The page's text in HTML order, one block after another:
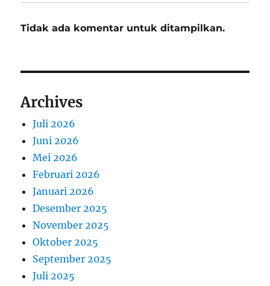
Tidak ada komentar untuk ditampilkan.
Archives
Juli 2026
Juni 2026
Mei 2026
Februari 2026
Januari 2026
Desember 2025
November 2025
Oktober 2025
September 2025
Juli 2025